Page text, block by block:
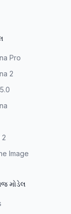
Pro
2
2
Image
મોડેલ